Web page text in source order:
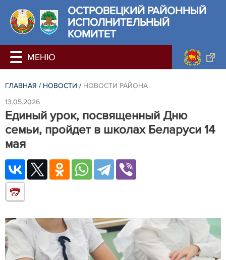
ОСТРОВЕЦКИЙ РАЙОННЫЙ
ИСПОЛНИТЕЛЬНЫЙ
КОМИТЕТ
ГЛАВНАЯ / НОВОСТИ / НОВОСТИ РАЙОНА
13.05.2026
Единый урок, посвященный Дню
семьи, пройдет в школах Беларуси 14
мая